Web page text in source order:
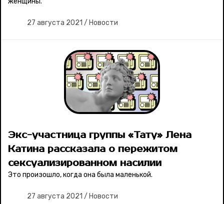
27 августа 2021 / Новости
Экс-участница группы «Тату» Лена
Катина рассказала о пережитом
сексуализированном насилии
Это произошло, когда она была маленькой.
27 августа 2021 / Новости